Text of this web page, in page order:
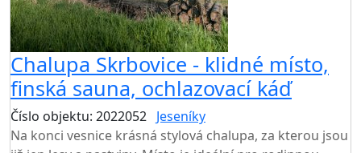
Chalupa Skrbovice - klidné místo,
finská sauna, ochlazovací káď
Číslo objektu: 2022052 Jeseníky
Na konci vesnice krásná stylová chalupa, za kterou jsou